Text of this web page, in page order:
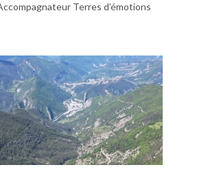
Terres d’émotions